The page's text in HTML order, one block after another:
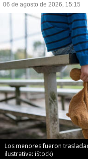
06 de agosto de 2026, 15:15
Los menores fueron
ilustrativa: iStock)